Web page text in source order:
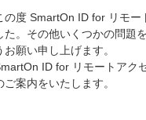
度 SmartOn ID for リモー
た。その他いくつかの問題
お願い申し上げます。
ID for リモートアク
ご案内をいたします。